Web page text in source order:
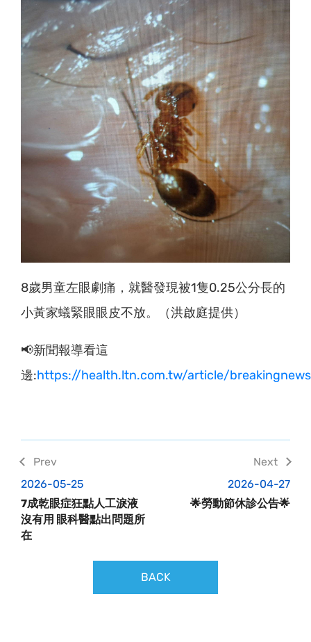
8歲男童左眼劇痛，就醫發現被1隻0.25公分長的
小黃家蟻緊眼眼皮不放。（洪啟庭提供）
📢新聞報導看這
邊:https://health.ltn.com.tw/article/
2026-05-25
7成乾眼症狂點人工淚液
沒有用 眼科醫點出問題所
在
2026-04-27
🌟勞動節休診公告🌟
BACK